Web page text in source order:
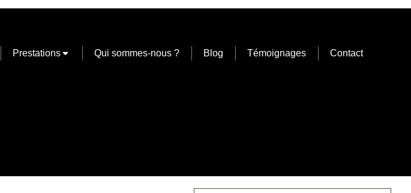
Prestations Qui sommes-nous ? Blog Témoignages Contact